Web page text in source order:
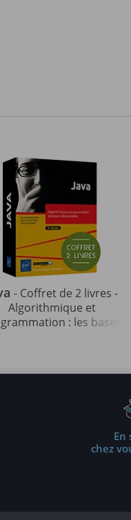
- Coffret de 2 livres -
Algorithmique et
: les bases
En
chez